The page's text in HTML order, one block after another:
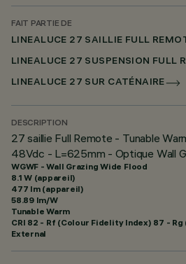
FAIT PARTIE DE
LINEALUCE 27 SAILLIE FULL
LINEALUCE 27 SUSPENSION FULL
LINEALUCE 27 SUR CATÉNAIRE
DESCRIPTION
27 saillie Full Remote - Tunable
48Vdc - L=625mm - Optique Wall
WGWF - Wall Grazing Wide Flood
8.1 W (appareil)
477 lm (appareil)
58.89 lm/W
Tunable Warm
CRI 82 - Rf (Colour Fidelity Index) 87 - Rg
External